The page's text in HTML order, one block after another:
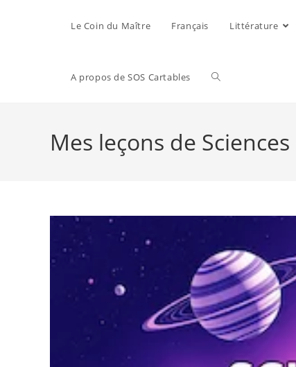
Le Coin du Maître Français Littérature
A propos de SOS Cartables
Mes leçons de Sciences